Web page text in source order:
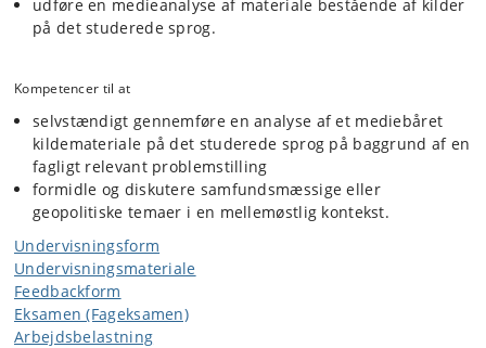
udføre en medieanalyse af materiale bestående af kilder
på det studerede sprog.
Kompetencer til at
selvstændigt gennemføre en analyse af et mediebåret
kildemateriale på det studerede sprog på baggrund af en
fagligt relevant problemstilling
formidle og diskutere samfundsmæssige eller
geopolitiske temaer i en mellemøstlig kontekst.
Undervisningsform
Undervisningsmateriale
Feedbackform
Eksamen (Fageksamen)
Arbejdsbelastning